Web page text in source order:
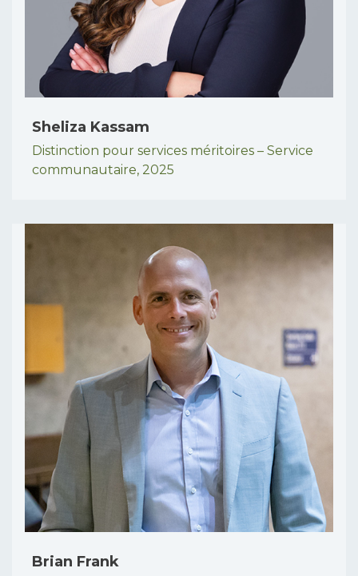
Sheliza Kassam
Distinction pour services méritoires – Service
communautaire, 2025
Brian Frank